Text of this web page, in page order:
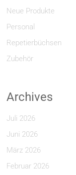
Neue Produkte
Personal
Repetierbüchsen
Zubehör
Archives
Juli 2026
Juni 2026
März 2026
Februar 2026